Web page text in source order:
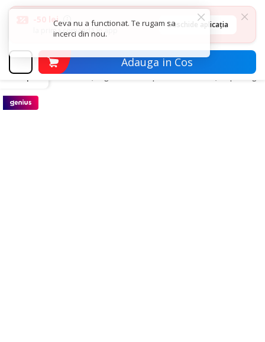
-50 lei
la prima comandă în app
Deschide aplicația
Adauga in Cos
Curatenie, Organizare si Depozitare Maturi, mopuri si
inapoi